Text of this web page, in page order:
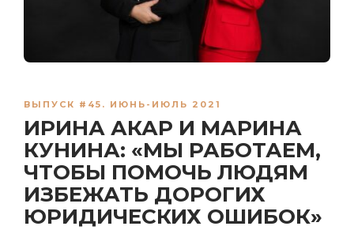
ВЫПУСК #45. ИЮНЬ-ИЮЛЬ 2021
ИРИНА АКАР И МАРИНА
КУНИНА: «МЫ РАБОТАЕМ,
ЧТОБЫ ПОМОЧЬ ЛЮДЯМ
ИЗБЕЖАТЬ ДОРОГИХ
ЮРИДИЧЕСКИХ ОШИБОК»